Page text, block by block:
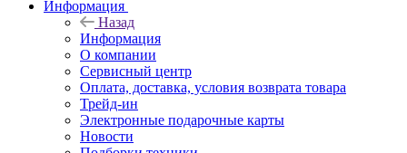
Информация
Назад
Информация
О компании
Сервисный центр
Оплата, доставка, условия возврата товара
Трейд-ин
Электронные подарочные карты
Новости